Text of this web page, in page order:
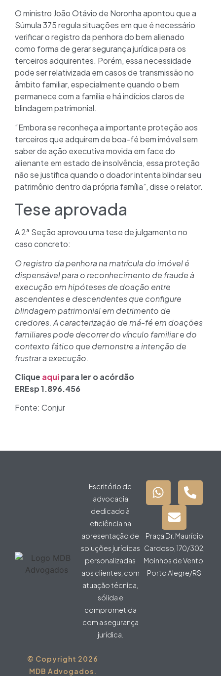
O ministro João Otávio de Noronha apontou que a
Súmula 375 regula situações em que é necessário
verificar o registro da penhora do bem alienado
como forma de gerar segurança jurídica para os
terceiros adquirentes. Porém, essa necessidade
pode ser relativizada em casos de transmissão no
âmbito familiar, especialmente quando o bem
permanece com a família e há indícios claros de
blindagem patrimonial.
“Embora se reconheça a importante proteção aos
terceiros que adquirem de boa-fé bem imóvel sem
saber de ação executiva movida em face do
alienante em estado de insolvência, essa proteção
não se justifica quando o doador intenta blindar seu
patrimônio dentro da própria família”, disse o relator.
Tese aprovada
A 2ª Seção aprovou uma tese de julgamento no
caso concreto:
O registro da penhora na matrícula do imóvel é
dispensável para o reconhecimento de fraude à
execução em hipóteses de doação entre
ascendentes e descendentes que configure
blindagem patrimonial em detrimento de
credores. A caracterização de má-fé em doações
familiares pode decorrer do vínculo familiar e do
contexto fático que demonstre a intenção de
frustrar a execução.
Clique aquipara ler o acórdão
EREsp 1.896.456
Fonte: Conjur
Escritório de
advocacia
dedicado à
eficiência na
apresentação de
soluções jurídicas
personalizadas
aos clientes, com
atuação técnica,
sólida e
comprometida
com a segurança
jurídica.
Praça Dr. Maurício
Cardoso, 170/302,
Moinhos de Vento,
Porto Alegre/RS
© Copyright 2026
MDB Advogados.